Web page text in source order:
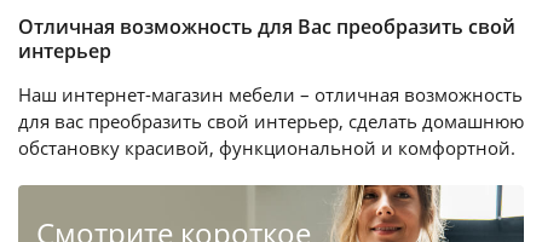
Отличная возможность для Вас преобразить свой
интерьер
Наш интернет-магазин мебели – отличная возможность
для вас преобразить свой интерьер, сделать домашнюю
обстановку красивой, функциональной и комфортной.
Cмотрите короткое